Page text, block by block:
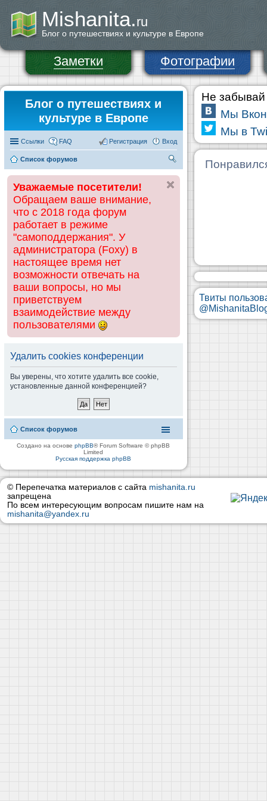
Mishanita.ru
Блог о путешествиях и культуре в Европе
Заметки Фотографии
Блог о путешествиях и
культуре в Европе
Ссылки FAQ Вход
Регистрация
Список форумов
ск
Уважаемые посетители!
Обращаем ваше внимание,
что с 2018 года форум
работает в режиме
"самоподдержания". У
администратора (Foxy) в
настоящее время нет
возможности отвечать на
ваши вопросы, но мы
приветствуем
взаимодействие между
пользователями
Удалить cookies конференции
Вы уверены, что хотите удалить все cookie,
установленные данной конференцией?
Список форумов
Создано на основеphpBB® Forum Software © phpBB
Limited
Русская поддержка phpBB
Не забывай
Мы
Мы в
Твиты
© Перепечатка материалов с сайта mishanita.ru
запрещена
По всем интересующим вопросам пишите нам на
mishanita@yandex.ru